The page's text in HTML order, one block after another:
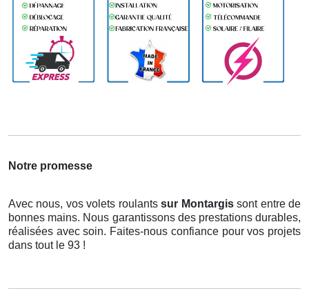
Notre promesse
Avec nous, vos volets roulantssur Montargissont entre de
bonnes mains. Nous garantissons des prestations durables,
réalisées avec soin. Faites-nous confiance pour vos projets
dans tout le 93 !